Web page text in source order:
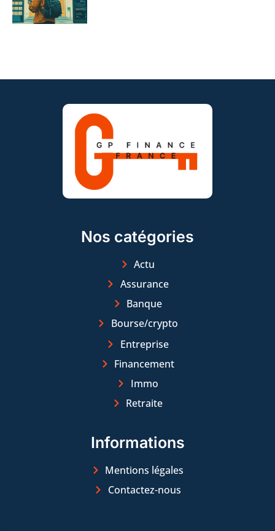
Nos catégories
Actu
Assurance
Banque
Bourse/crypto
Entreprise
Financement
Immo
Retraite
Informations
Mentions légales
Contactez-nous